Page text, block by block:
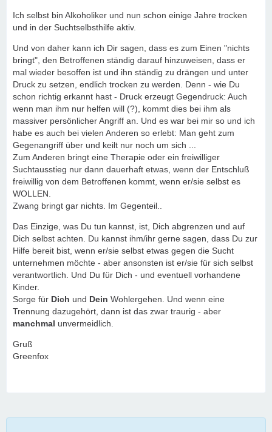
Ich selbst bin Alkoholiker und nun schon einige Jahre trocken
und in der Suchtselbsthilfe aktiv.
Und von daher kann ich Dir sagen, dass es zum Einen "nichts
bringt", den Betroffenen ständig darauf hinzuweisen, dass er
mal wieder besoffen ist und ihn ständig zu drängen und unter
Druck zu setzen, endlich trocken zu werden. Denn - wie Du
schon richtig erkannt hast - Druck erzeugt Gegendruck: Auch
wenn man ihm nur helfen will (?), kommt dies bei ihm als
massiver persönlicher Angriff an. Und es war bei mir so und ich
habe es auch bei vielen Anderen so erlebt: Man geht zum
Gegenangriff über und keilt nur noch um sich ...
Zum Anderen bringt eine Therapie oder ein freiwilliger
Suchtausstieg nur dann dauerhaft etwas, wenn der Entschluß
freiwillig von dem Betroffenen kommt, wenn er/sie selbst es
WOLLEN.
Zwang bringt gar nichts. Im Gegenteil..
Das Einzige, was Du tun kannst, ist, Dich abgrenzen und auf
Dich selbst achten. Du kannst ihm/ihr gerne sagen, dass Du zur
Hilfe bereit bist, wenn er/sie selbst etwas gegen die Sucht
unternehmen möchte - aber ansonsten ist er/sie für sich selbst
verantwortlich. Und Du für Dich - und eventuell vorhandene
Kinder.
Sorge für Dich und Dein Wohlergehen. Und wenn eine
Trennung dazugehört, dann ist das zwar traurig - aber
manchmal unvermeidlich.
Gruß
Greenfox